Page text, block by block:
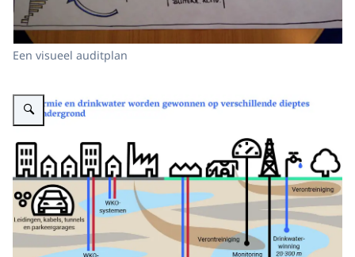
Een visueel auditplan
Vergroot afbeelding Infographic over hoe geothermie en drinkwater